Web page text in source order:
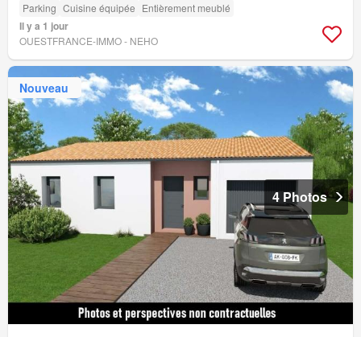
Parking Cuisine équipée Entièrement meublé
Il y a 1 jour
OUESTFRANCE-IMMO - NEHO
Nouveau
4 Photos